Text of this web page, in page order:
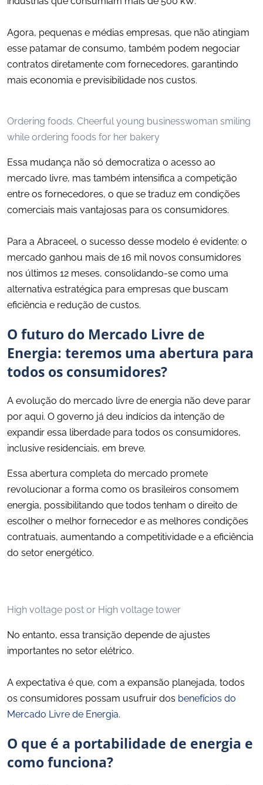
Agora, pequenas e médias empresas, que não atingiam
esse patamar de consumo, também podem negociar
contratos diretamente com fornecedores, garantindo
mais economia e previsibilidade nos custos.
Ordering foods. Cheerful young businesswoman smiling
while ordering foods for her bakery
Essa mudança não só democratiza o acesso ao
mercado livre, mas também intensifica a competição
entre os fornecedores, o que se traduz em condições
comerciais mais vantajosas para os consumidores.
Para a Abraceel, o sucesso desse modelo é evidente: o
mercado ganhou mais de 16 mil novos consumidores
nos últimos 12 meses, consolidando-se como uma
alternativa estratégica para empresas que buscam
eficiência e redução de custos.
O futuro do Mercado Livre de
Energia: teremos uma abertura para
todos os consumidores?
A evolução do mercado livre de energia não deve parar
por aqui. O governo já deu indícios da intenção de
expandir essa liberdade para todos os consumidores,
inclusive residenciais, em breve.
Essa abertura completa do mercado promete
revolucionar a forma como os brasileiros consomem
energia, possibilitando que todos tenham o direito de
escolher o melhor fornecedor e as melhores condições
contratuais, aumentando a competitividade e a eficiência
do setor energético.
High voltage post or High voltage tower
No entanto, essa transição depende de ajustes
importantes no setor elétrico.
A expectativa é que, com a expansão planejada, todos
os consumidores possam usufruir dos benefícios do
Mercado Livre de Energia.
O que é a portabilidade de energia e
como funciona?